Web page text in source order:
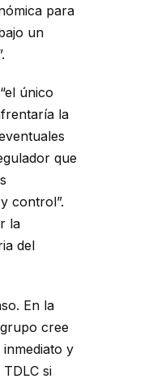
para
un
único
la
que
control”.
la
del
En la
cree
y
si